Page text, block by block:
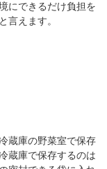
にできるだけ負担を
言えます。
蔵庫の野菜室で保存
蔵庫で保存するのは